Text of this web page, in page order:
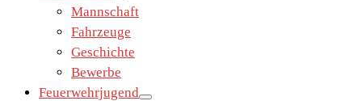
Mannschaft
Fahrzeuge
Geschichte
Bewerbe
Feuerwehrjugend